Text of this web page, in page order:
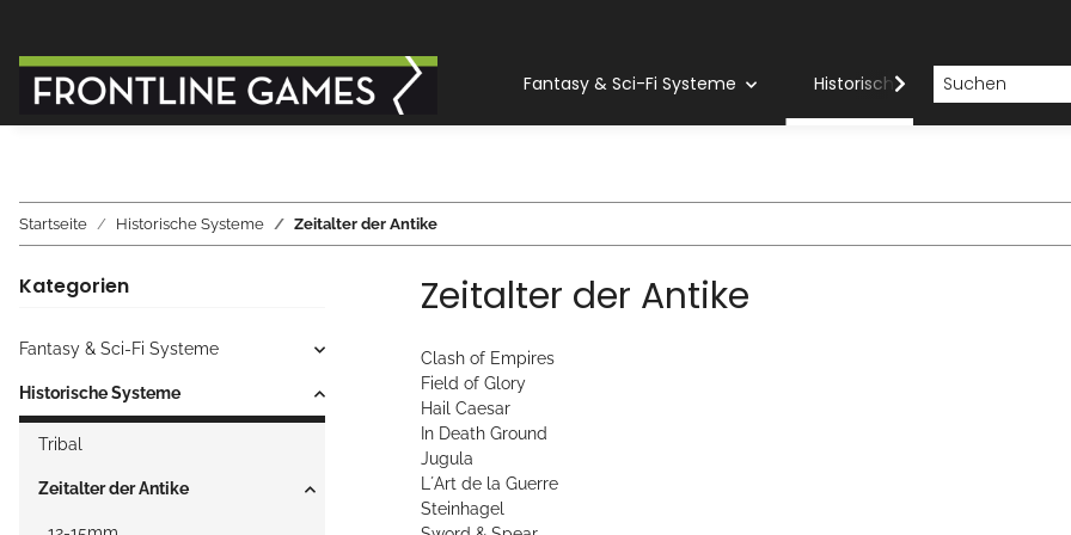
Fantasy & Sci-Fi Systeme Historische Systeme
Startseite Historische Systeme Zeitalter der Antike
Zeitalter der Antike
Clash of Empires
Field of Glory
Hail Caesar
In Death Ground
Jugula
L´Art de la Guerre
Steinhagel
Kategorien
Fantasy & Sci-Fi Systeme
Historische Systeme
Tribal
Zeitalter der Antike